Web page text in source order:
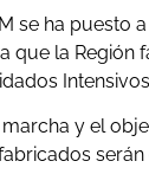
se ha puesto
que la Región
y el